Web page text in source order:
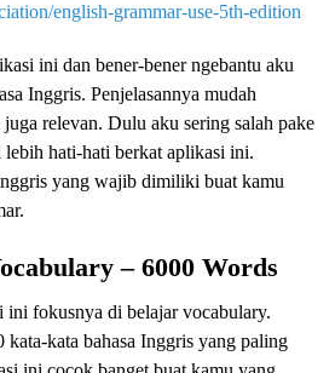
english-grammar-use-5th-edition
ini dan bener-bener ngebantu aku
Inggris. Penjelasannya mudah
relevan. Dulu aku sering salah pake
lebih hati-hati berkat aplikasi ini.
yang wajib dimiliki buat kamu
– 6000 Words
ini fokusnya di belajar vocabulary.
kata bahasa Inggris yang paling